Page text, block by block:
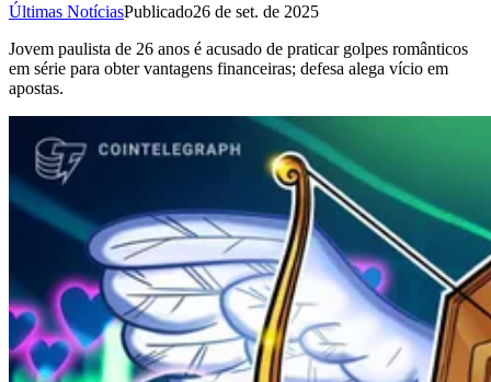
Últimas NotíciasPublicado26 de set. de 2025
Jovem paulista de 26 anos é acusado de praticar golpes românticos
em série para obter vantagens financeiras; defesa alega vício em
apostas.